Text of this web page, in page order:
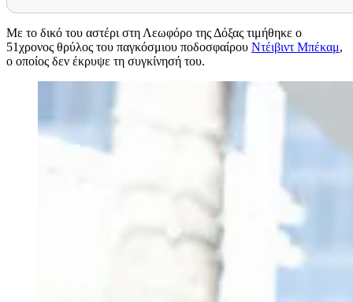
Με το δικό του αστέρι στη Λεωφόρο της Δόξας τιμήθηκε ο
51χρονος θρύλος του παγκόσμιου ποδοσφαίρου Ντέιβιντ Μπέκαμ,
ο οποίος δεν έκρυψε τη συγκίνησή του.